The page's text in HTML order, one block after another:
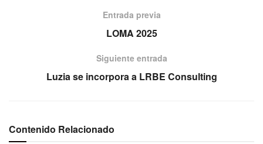
Entrada previa
LOMA 2025
Siguiente entrada
Luzia se incorpora a LRBE Consulting
Contenido Relacionado